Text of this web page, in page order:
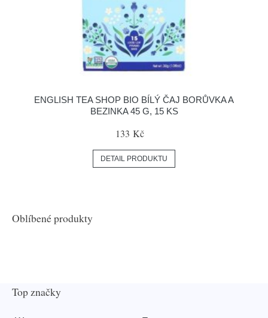
ENGLISH TEA SHOP BIO BÍLÝ ČAJ BORŮVKA A
BEZINKA 45 G, 15 KS
133 Kč
DETAIL PRODUKTU
Oblíbené produkty
Top značky